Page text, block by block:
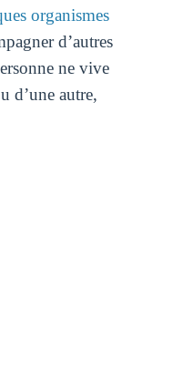
organismes
d’autres
ne vive
d’une autre,